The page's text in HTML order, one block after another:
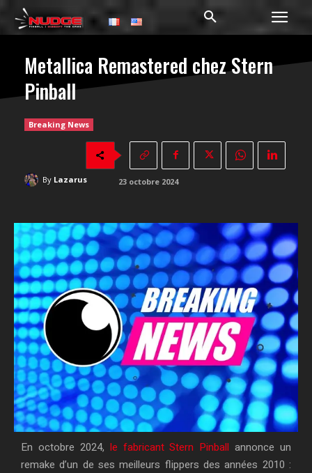
Metallica Remastered chez Stern
Pinball
Breaking News
By Lazarus 23 octobre 2024
En octobre 2024, le fabricant Stern Pinballannonce un
remake d’un de ses meilleurs flippers des années 2010 :